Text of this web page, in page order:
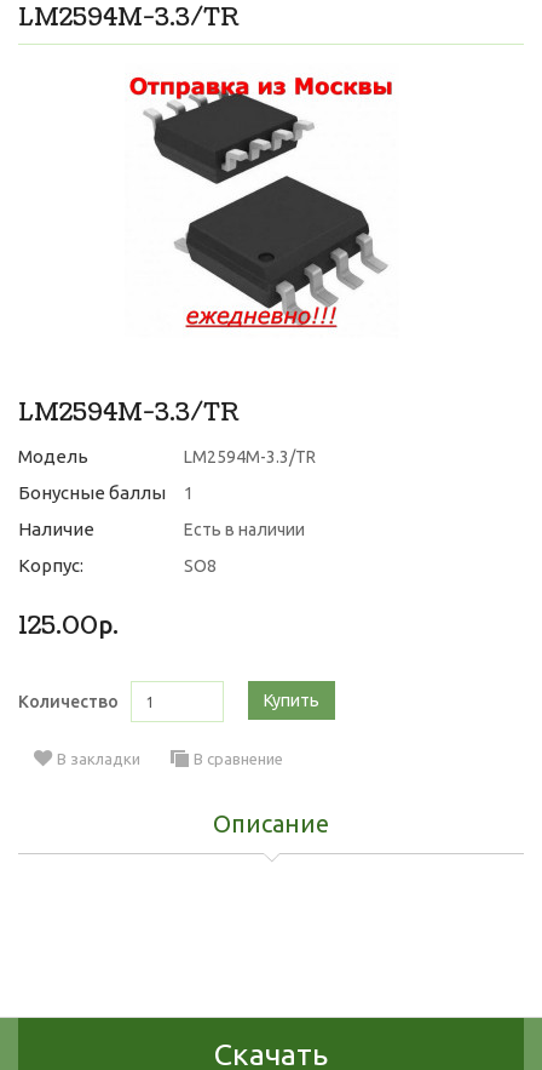
LM2594M-3.3/TR
LM2594M-3.3/TR
Модель LM2594M-3.3/TR
Бонусные баллы 1
Наличие Есть в наличии
Корпус: SO8
125.00р.
Количество Купить
В закладки В сравнение
Описание
Скачать